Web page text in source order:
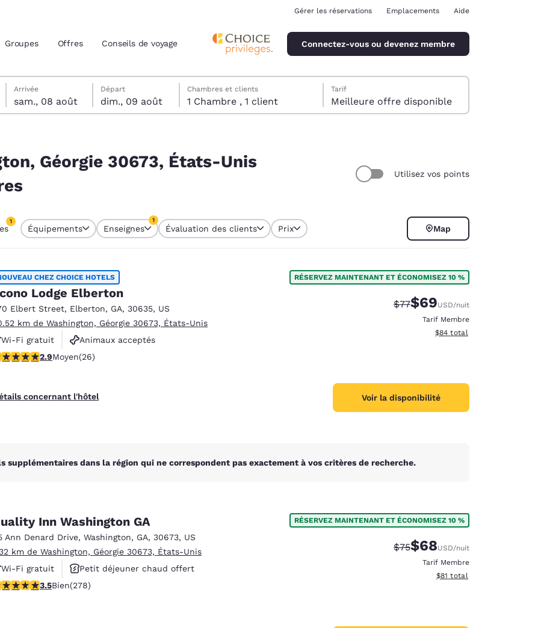
Latin America Canada
México
Español
Germany
English
Gérer les réservations Emplacements Aide
Groupes Offres Conseils de voyage Connectez-vous ou devenez membre
samedi 8 août
Arrivée
sam., 08 août
dimanche 9 août
Départ
dim., 09 août
dimanche 9 août date de départ sélectionnée
samedi 8 août date d’arrivée sélectionnée
Chambres et clients
1 Chambre , 1 client
Tarif
Meilleure offre disponible
Géorgie 30673, États-Unis
Utilisez vos points
1
sélectionné
Équipements Enseignes
1
Évaluation des clients Prix Map
CHEZ CHOICE HOTELS
Lodge Elberton
Elbert Street, Elberton, GA, 30635, US
km de Washington, Géorgie 30673, États-Unis
Wi-Fi gratuit
Animaux acceptés
étoiles. Moyen. 26 commentaires
2.9Moyen(26)
concernant l'hôtel
RÉSERVEZ MAINTENANT ET ÉCONOMISEZ 10 %
Tarif barré :
$77Tarif réduit :
$69USD/nuit
Tarif Membre
Afficher les détails du total
$84 total
Voir la disponibilité
supplémentaires dans la région qui ne correspondent pas exactement à vos critères de recherche.
Inn Washington GA
Ann Denard Drive, Washington, GA, 30673, US
km de Washington, Géorgie 30673, États-Unis
Wi-Fi gratuit
Petit déjeuner chaud offert
Animaux acceptés
étoiles. Bien. 278 commentaires
3.5Bien(278)
RÉSERVEZ MAINTENANT ET ÉCONOMISEZ 10 %
Tarif barré :
$75Tarif réduit :
$68USD/nuit
Tarif Membre
Afficher les détails du total
$81 total